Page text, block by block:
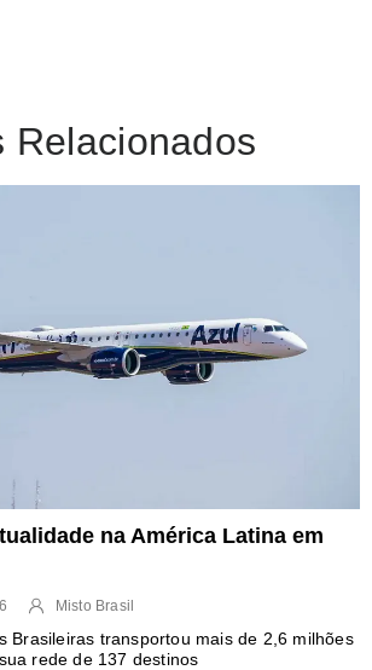
Relacionados
na América Latina em
Misto Brasil
Brasileiras transportou mais de 2,6 milhões
rede de 137 destinos